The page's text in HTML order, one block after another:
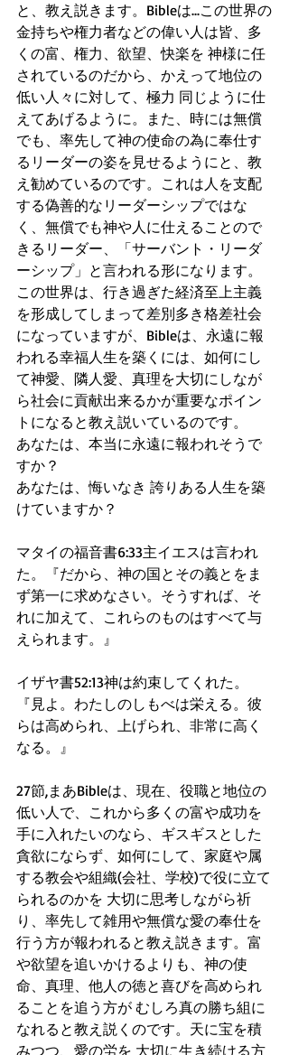
と、教え説きます。Bibleは...この世界の
金持ちや権力者などの偉い人は皆、多
くの富、権力、欲望、快楽を 神様に任
されているのだから、かえって地位の
低い人々に対して、極力 同じように仕
えてあげるように。また、時には無償
でも、率先して神の使命の為に奉仕す
るリーダーの姿を見せるようにと、教
え勧めているのです。これは人を支配
する偽善的なリーダーシップではな
く、無償でも神や人に仕えることので
きるリーダー、「サーバント・リーダ
ーシップ」と言われる形になります。
この世界は、行き過ぎた経済至上主義
を形成してしまって差別多き格差社会
になっていますが、Bibleは、永遠に報
われる幸福人生を築くには、如何にし
て神愛、隣人愛、真理を大切にしなが
ら社会に貢献出来るかが重要なポイン
トになると教え説いているのです。
あなたは、本当に永遠に報われそうで
すか？
あなたは、悔いなき 誇りある人生を築
けていますか？
マタイの福音書6:33主イエスは言われ
た。『だから、神の国とその義とをま
ず第一に求めなさい。そうすれば、そ
れに加えて、これらのものはすべて与
えられます。』
イザヤ書52:13神は約束してくれた。
『見よ。わたしのしもべは栄える。彼
らは高められ、上げられ、非常に高く
なる。』
27節,まあBibleは、現在、役職と地位の
低い人で、これから多くの富や成功を
手に入れたいのなら、ギスギスとした
貪欲にならず、如何にして、家庭や属
する教会や組織(会社、学校)で役に立て
られるのかを 大切に思考しながら祈
り、率先して雑用や無償な愛の奉仕を
行う方が報われると教え説きます。富
や欲望を追いかけるよりも、神の使
命、真理、他人の徳と喜びを高められ
ることを追う方が むしろ真の勝ち組に
なれると教え説くのです。天に宝を積
みつつ、愛の労を 大切に生き続ける方